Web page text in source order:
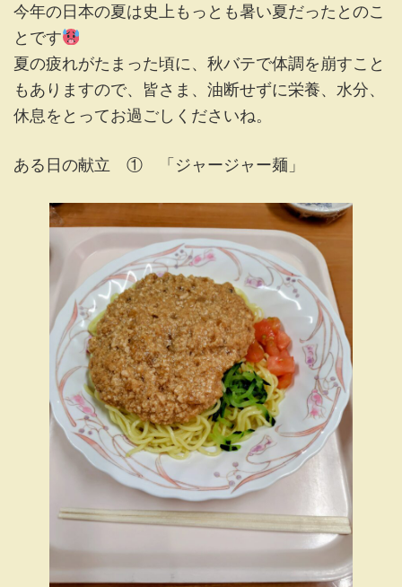
今年の日本の夏は史上もっとも暑い夏だったとのこ
とです
夏の疲れがたまった頃に、秋バテで体調を崩すこと
もありますので、皆さま、油断せずに栄養、水分、
休息をとってお過ごしくださいね。
ある日の献立 ① 「ジャージャー麺」